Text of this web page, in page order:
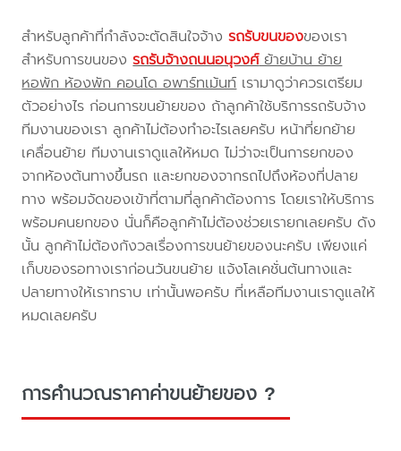
สำหรับลูกค้าที่กำลังจะตัดสินใจจ้างรถรับขนของของเรา
สำหรับการขนของรถรับจ้างถนนอนุวงศ์ย้ายบ้าน ย้าย
หอพัก ห้องพัก คอนโด อพาร์ทเม้นท์เรามาดูว่าควรเตรียม
ตัวอย่างไร ก่อนการขนย้ายของ ถ้าลูกค้าใช้บริการรถรับจ้าง
ทีมงานของเรา ลูกค้าไม่ต้องทำอะไรเลยครับ หน้าที่ยกย้าย
เคลื่อนย้าย ทีมงานเราดูแลให้หมด ไม่ว่าจะเป็นการยกของ
จากห้องต้นทางขึ้นรถ และยกของจากรถไปถึงห้องที่ปลาย
ทาง พร้อมจัดของเข้าที่ตามที่ลูกค้าต้องการ โดยเราให้บริการ
พร้อมคนยกของ นั่นก็คือลูกค้าไม่ต้องช่วยเรายกเลยครับ ดัง
นั้น ลูกค้าไม่ต้องกังวลเรื่องการขนย้ายของนะครับ เพียงแค่
เก็บของรอทางเราก่อนวันขนย้าย แจ้งโลเคชั่นต้นทางและ
ปลายทางให้เราทราบ เท่านั้นพอครับ ที่เหลือทีมงานเราดูแลให้
หมดเลยครับ
การคำนวณราคาค่าขนย้ายของ ?